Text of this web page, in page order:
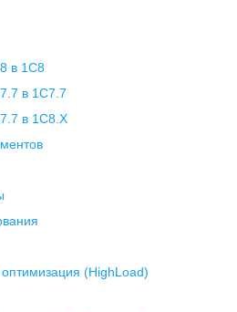
в 1C8
в 1C7.7
в 1C8.X
(HighLoad)